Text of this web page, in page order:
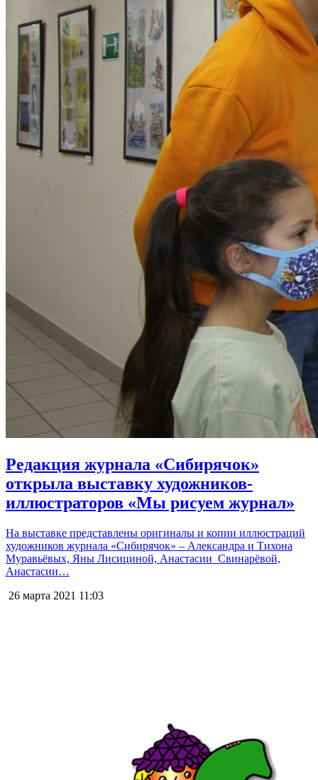
Редакция журнала «Сибирячок»
открыла выставку художников-
иллюстраторов «Мы рисуем журнал»
На выставке представлены оригиналы и копии иллюстраций
художников журнала «Сибирячок» – Александра и Тихона
Муравьёвых, Яны Лисициной, Анастасии Свинарёвой,
Анастасии…
26 марта 2021 11:03